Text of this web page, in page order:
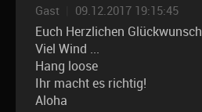
Gast 09.12.2017 19:15:45
Euch Herzlichen Glückwunsch
Viel Wind ...
Hang loose
Ihr macht es richtig!
Aloha